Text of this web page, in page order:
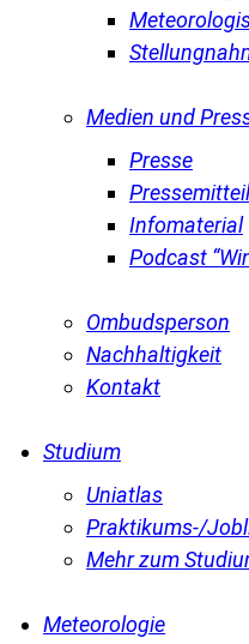
Medien und
Presse
Infomaterial
Podcast
Ombudsperson
Nachhaltigkeit
Kontakt
Studium
Uniatlas
Praktikums-/
Mehr zum
Meteorologie